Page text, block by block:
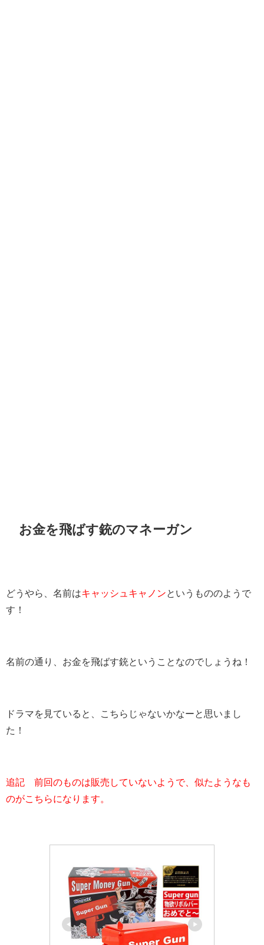
お金を飛ばす銃のマネーガン
どうやら、名前はキャッシュキャノン というもののようで
す！
名前の通り、お金を飛ばす銃ということなのでしょうね！
ドラマを見ていると、こちらじゃないかなーと思いまし
た！
追記 前回のものは販売していないようで、似たようなも
のがこちらになります。